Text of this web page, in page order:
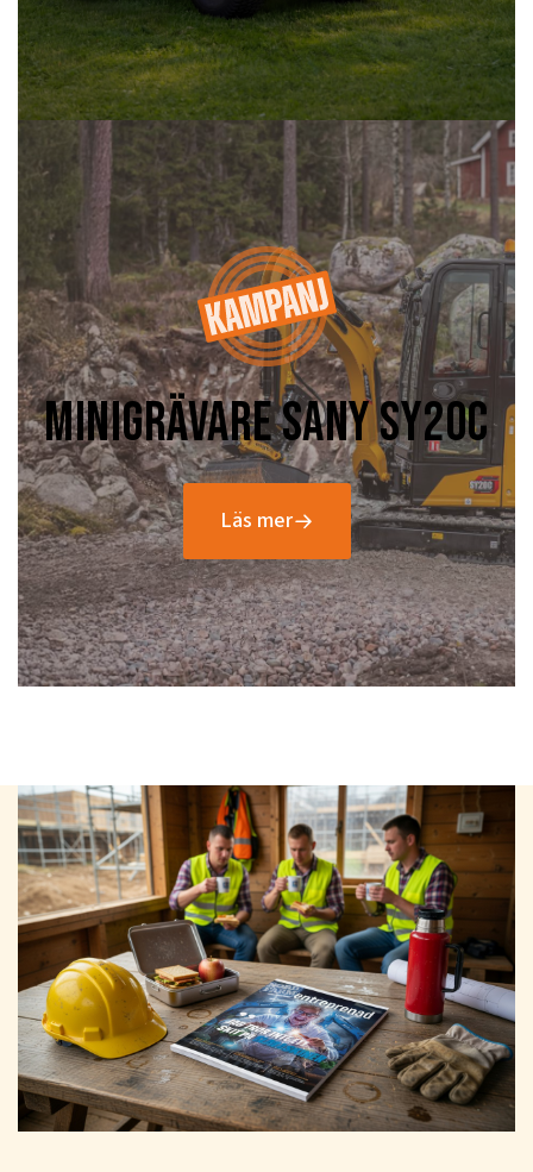
Minigrävare Sany Sy20C
Läs mer